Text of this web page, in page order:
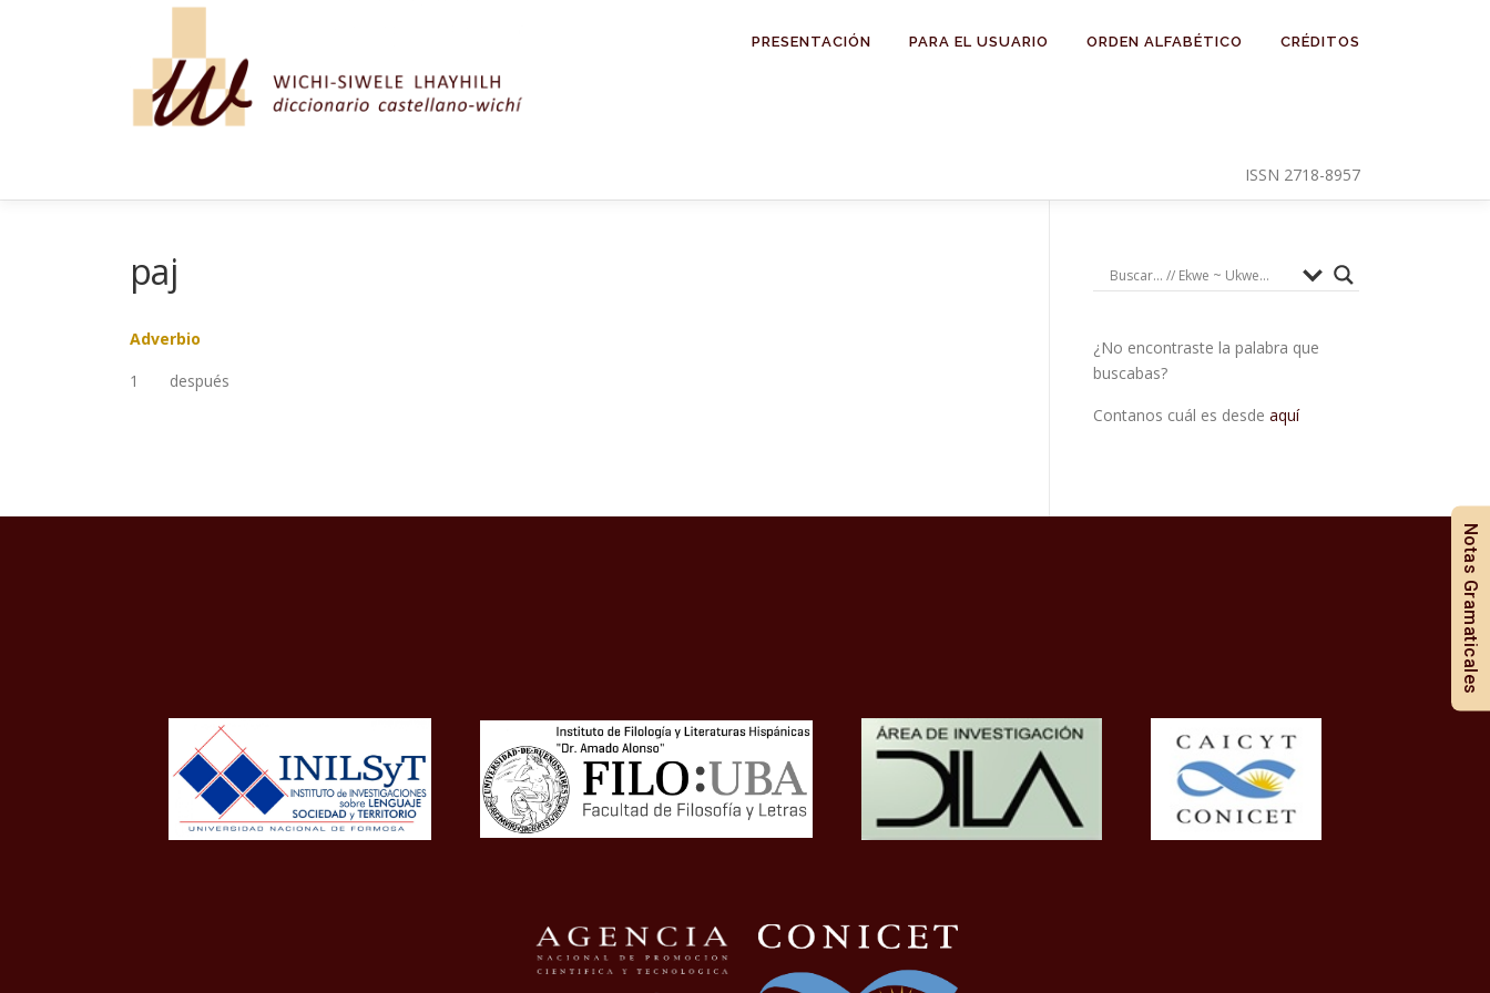
PRESENTACIÓN PARA EL USUARIO ORDEN ALFABÉTICO CRÉDITOS
ISSN 2718-8957
paj
Adverbio
1
después
¿No encontraste la palabra que
buscabas?
Contanos cuál es desde aquí
Notas Gramaticales